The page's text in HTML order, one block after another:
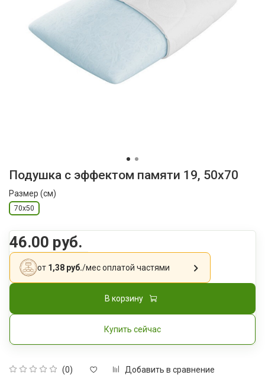
Подушка с эффектом памяти 19, 50x70
(0) Добавить в сравнение
Размер (см)
70x50
46.00 руб.
от 1,38 руб./месоплатой частями
В корзину
Купить сейчас